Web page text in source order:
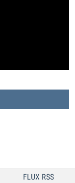
FLUX RSS